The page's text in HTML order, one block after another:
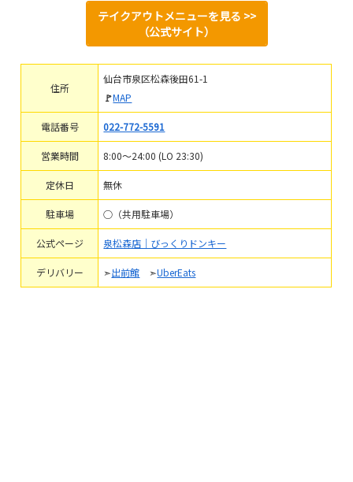
テイクアウトメニューを見る >>
（公式サイト）
住所
仙台市泉区松森後田61-1
🚩MAP
電話番号 022-772-5591
営業時間 8:00～24:00 (LO 23:30)
定休日 無休
駐車場 ○（共用駐車場）
公式ページ 泉松森店｜びっくりドンキー
デリバリー ➣出前館 ➣UberEats